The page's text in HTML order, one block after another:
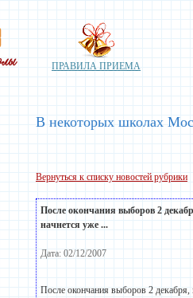
ПРАВИЛА ПРИЕМА
В некоторых школах
Вернуться к списку новостей рубрики
После окончания выборов 2
начнется уже ...
Дата: 02/12/2007
После окончания выборов 2 декабря,